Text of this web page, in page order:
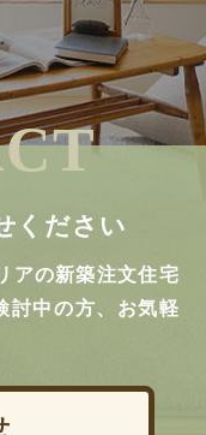
ください
アの新築注文住宅
討中の方、お気軽